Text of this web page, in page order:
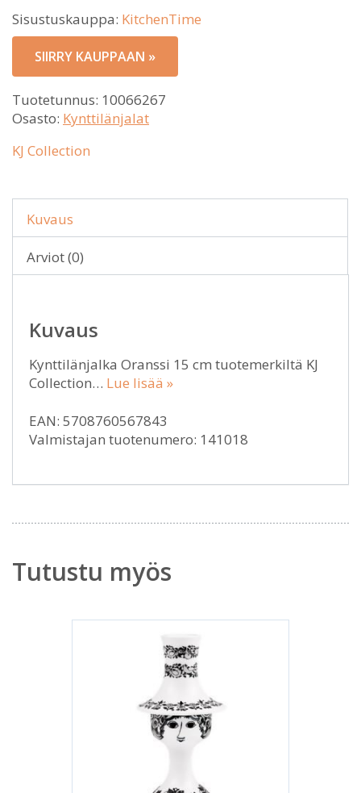
Sisustuskauppa: KitchenTime
SIIRRY KAUPPAAN »
Tuotetunnus: 10066267
Osasto: Kynttilänjalat
KJ Collection
Kuvaus
Arviot (0)
Kuvaus
Kynttilänjalka Oranssi 15 cm tuotemerkiltä KJ
Collection… Lue lisää »
EAN: 5708760567843
Valmistajan tuotenumero: 141018
Tutustu myös